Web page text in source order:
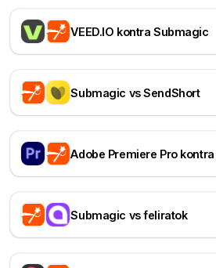
VEED.IO kontra Submagic
Submagic vs SendShort
Adobe Premiere Pro
Submagic vs feliratok